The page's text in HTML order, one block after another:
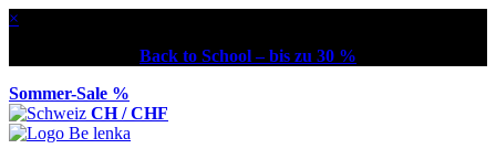
×
Back to School – bis zu 30 %
Sommer-Sale %
CH / CHF